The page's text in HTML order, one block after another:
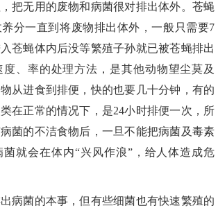
把无用的废物和病菌很对排出体外。苍蝇
分一直到将废物排出体外，一般只需要7
苍蝇体内后没等繁殖子孙就已被苍蝇排出
、率的处理方法，是其他动物望尘莫及
从进食到排便，快的也要几十分钟，有的
在正常的情况下，是24小时排便一次，所
菌的不洁食物后，一旦不能把病菌及毒素
就会在体内“兴风作浪”，给人体造成危
病菌的本事，但有些细菌也有快速繁殖的